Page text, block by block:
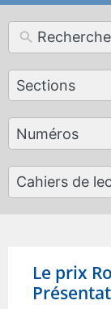
Sections
12
results
Numéros
179
results
Cahiers de
50
results
Le prix